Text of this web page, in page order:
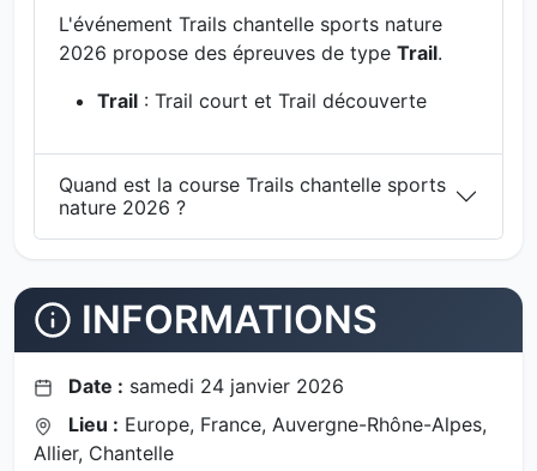
L'événement Trails chantelle sports nature
2026 propose des épreuves de type Trail.
Trail : Trail court et Trail découverte
Quand est la course Trails chantelle sports
nature 2026 ?
INFORMATIONS
Date : samedi 24 janvier 2026
Lieu : Europe, France, Auvergne-Rhône-Alpes,
Allier, Chantelle